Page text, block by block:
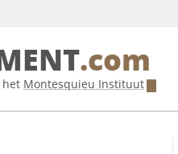
.com
het Montesquieu Instituut